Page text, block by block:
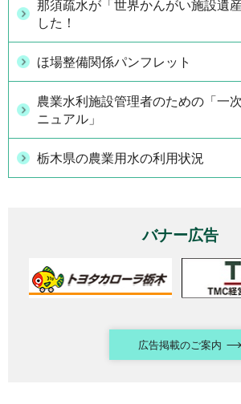
那須疏水が「世界かんがい施設遺
した！
ほ場整備関係パンフレット
農業水利施設管理者のための「一
ニュアル」
栃木県の農業用水の利用状況
バナー広告
広告掲載のご案内